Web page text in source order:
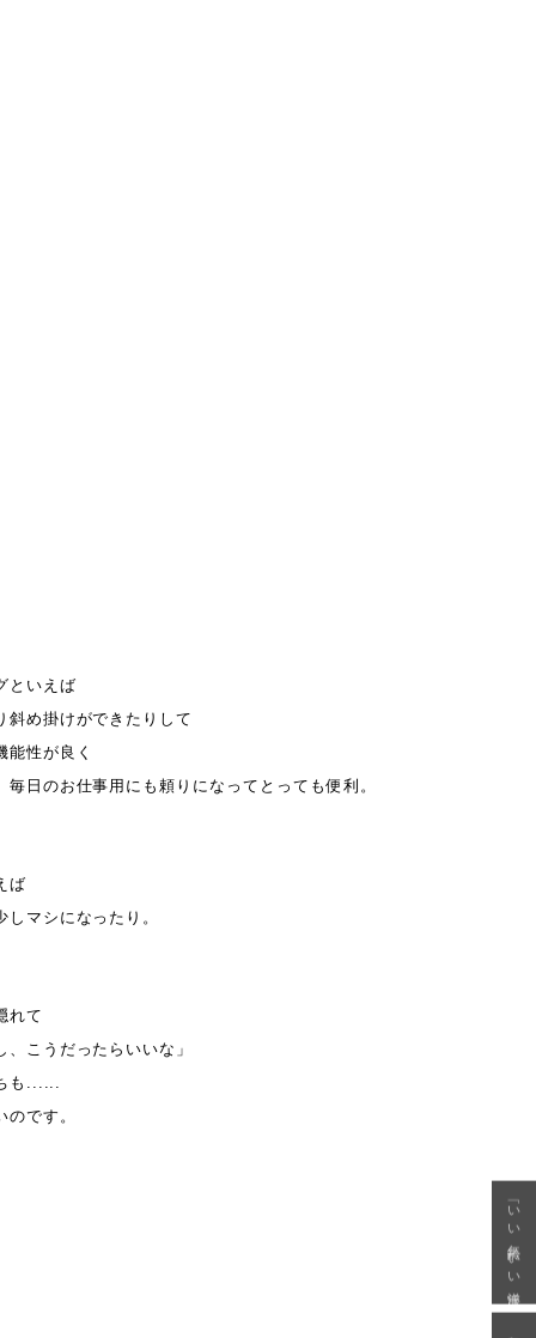
といえば
斜め掛けができたりして
能性が良く
毎日のお仕事用にも頼りになってとっても便利。
ば
マシになったり。
れて
、こうだったらいいな」
も......
です。
「いい年齢 いい洋服」